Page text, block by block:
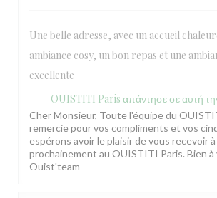
Une belle adresse, avec un accueil
ambiance cosy, un bon repas et une
excellente
OUISTITI Paris απάντησε σε αυτή
Cher Monsieur, Toute l'équipe du
remercie pour vos compliments et vos
espérons avoir le plaisir de vous recevoir
prochainement au OUISTITI Paris. Bien à
Ouist'team